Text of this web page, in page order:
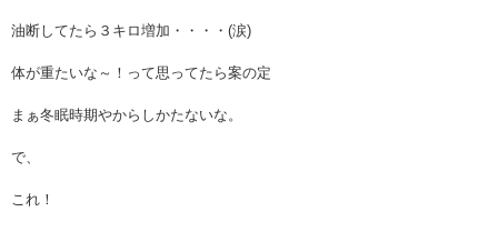
油断してたら３キロ増加・・・・(涙)
体が重たいな～！って思ってたら案の定
まぁ冬眠時期やからしかたないな。
で、
これ！